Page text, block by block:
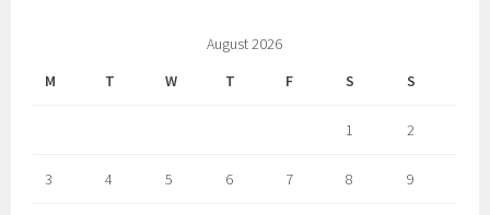
August 2026
M
T W T F S S
1 2
3 4 5 6 7 8 9